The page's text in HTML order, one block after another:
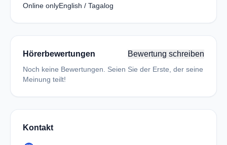
Online onlyEnglish / Tagalog
Hörerbewertungen Bewertung schreiben
Noch keine Bewertungen. Seien Sie der Erste, der seine
Meinung teilt!
Kontakt